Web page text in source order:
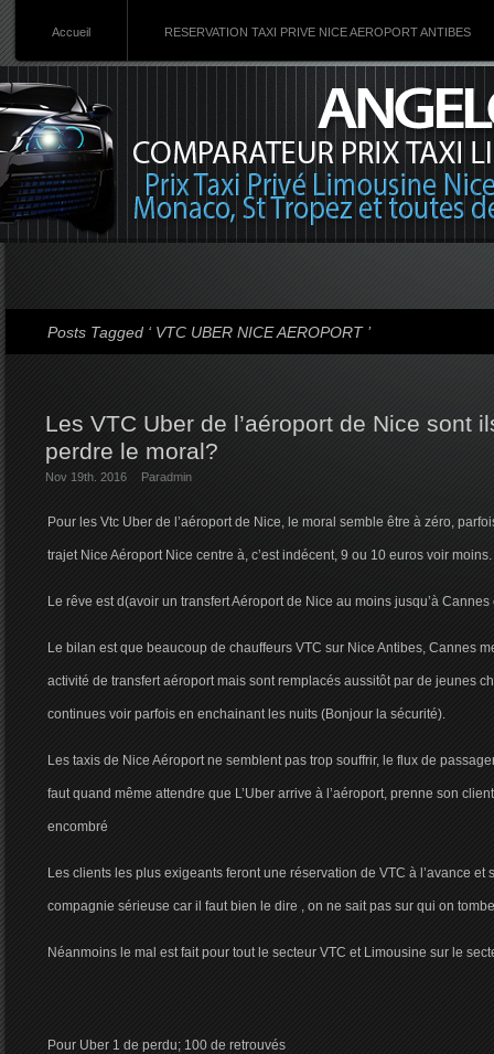
Accueil RESERVATION TAXI PRIVE NICE AEROPORT ANTIBES
Posts Tagged ‘ VTC UBER NICE AEROPORT ’
Les VTC Uber de l’aéroport de Nice sont
perdre le moral?
Nov 19th. 2016 Paradmin
Pour les Vtc Uber de l’aéroport de Nice, le moral semble être à zéro,
trajet Nice Aéroport Nice centre à, c’est indécent, 9 ou 10 euros voir moins.
Le rêve est d(avoir un transfert Aéroport de Nice au moins jusqu’à
Le bilan est que beaucoup de chauffeurs VTC sur Nice Antibes, Cannes
activité de transfert aéroport mais sont remplacés aussitôt par de jeunes
continues voir parfois en enchainant les nuits (Bonjour la sécurité).
Les taxis de Nice Aéroport ne semblent pas trop souffrir, le flux de
faut quand même attendre que L’Uber arrive à l’aéroport, prenne son
encombré
Les clients les plus exigeants feront une réservation de VTC à l’avance et
compagnie sérieuse car il faut bien le dire , on ne sait pas sur qui on
Néanmoins le mal est fait pour tout le secteur VTC et Limousine sur le
Pour Uber 1 de perdu; 100 de retrouvés